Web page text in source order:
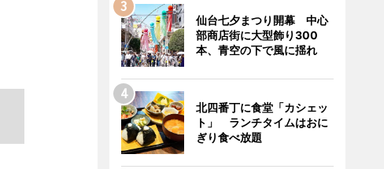
仙台七夕まつり開幕 中心
部商店街に大型飾り300
本、青空の下で風に揺れ
北四番丁に食堂「カシェッ
ト」 ランチタイムはおに
ぎり食べ放題